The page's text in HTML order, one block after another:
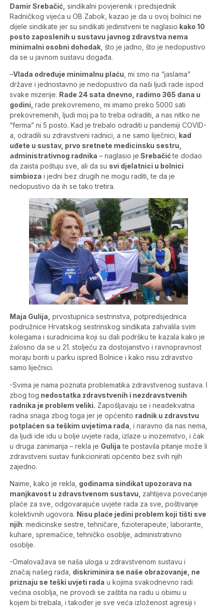
Damir Srebačić, sindikalni povjerenik i predsjednik
Radničkog vijeća u OB Zabok, kazao je da u ovoj bolnici ne
dijele sindikate jer su sindikati jedinstveni te naglasio kako 10
posto zaposlenih u sustavu javnog zdravstva nema
minimalni osobni dohodak , što je jadno, što je nedopustivo
da se u javnom sustavu događa.
–Vlada određuje minimalnu plaću , mi smo na “jaslama”
države i jednostavno je nedopustivo da naši ljudi rade ispod
svake mizerije. Rade 24 sata dnevno, radimo 365 dana u
godini, rade prekovremeno, mi imamo preko 5000 sati
prekovremenih, ljudi moj pa to treba odraditi, a nas nitko ne
“ferma” ni 5 posto. Kad je trebalo odraditi u pandemiji COVID-
a, odradili su zdravstveni radnici, a ne samo liječnici, kad
uđete u sustav, prvo sretnete medicinsku sestru,
administrativnog radnika – naglasio je Srebačićte dodao
da zaista poštuju sve, ali da su svi djelatnici u bolnici
simbioza i jedni bez drugih ne mogu raditi, te da je
nedopustivo da ih se tako tretira.
Maja Gulija, prvostupnica sestrinstva, potpredsjednica
podružnice Hrvatskog sestrinskog sindikata zahvalila svim
kolegama i suradnicima koji su dali podršku te kazala kako je
žalosno da se u 21. stoljeću za dostojanstvo i ravnopravnost
moraju boriti u parku ispred Bolnice i kako nisu zdravstvo
samo liječnici.
-Svima je nama poznata problematika zdravstvenog sustava. I
zbog tog nedostatka zdravstvenih i nezdravstvenih
radnika je problem veliki. Zapošljavaju se i neadekvatna
radna snaga zbog toga jer je općenito radnik u zdravstvu
potplaćen sa teškim uvjetima rada , i naravno da nas nema,
da ljudi ide idu u bolje uvjete rada, izlaze u inozemstvo, i čak
u druga zanimanja – rekla je Gulija te postavila pitanje može li
zdravstveni sustav funkcionirati općenito bez svih njih
zajedno.
Naime, kako je rekla, godinama sindikat upozorava na
manjkavost u zdravstvenom sustavu, zahtijeva povećanje
plaće za sve, odgovarajuće uvjete rada za sve, poštivanje
kolektivnih ugovora. Nisu plaće jedini problem koji tišti sve
njih: medicinske sestre, tehničare, fizioterapeute, laborante,
kuhare, spremačice, tehničko osoblje, administrativno
osoblje.
-Omalovažava se naša uloga u zdravstvenom sustavu i
značaj našeg rada, diskriminira se naše obrazovanje, ne
priznaju se teški uvjeti rada u kojima svakodnevno radi
većina osoblja, ne provodi se zaštita na radu u obimu u
kojem bi trebala, i također je sve veća izloženost agresiji i